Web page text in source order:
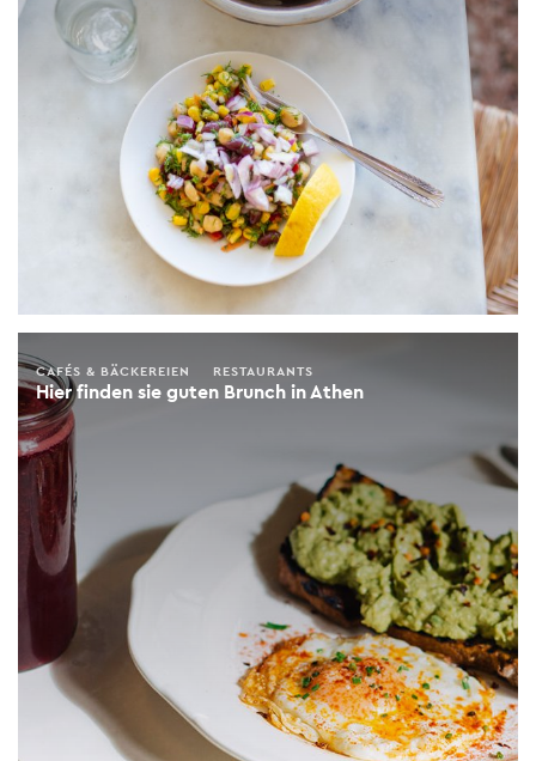
Hier finden sie guten Brunch in Athen
CAFÉS & BÄCKEREIEN RESTAURANTS